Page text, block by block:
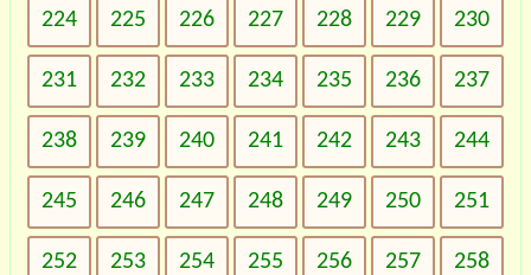
224 225 226 227 228 229 230
231 232 233 234 235 236 237
238 239 240 241 242 243 244
245 246 247 248 249 250 251
252 253 254 255 256 257 258